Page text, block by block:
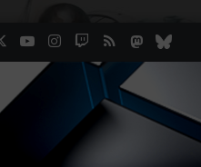
YouTubeInstagram
TwitchRSS Mastodon